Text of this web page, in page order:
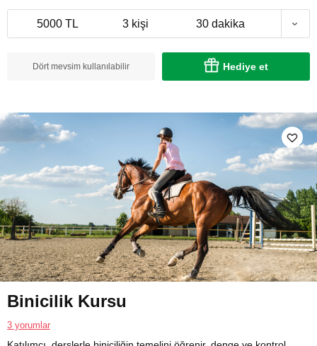
5000 TL 3 kişi 30 dakika
Dört mevsim kullanılabilir Hediye et
Binicilik Kursu
3 yorumlar